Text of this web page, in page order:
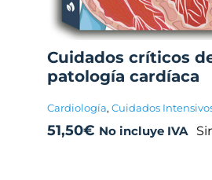
Cuidados críticos
patología cardíaca
Cardiología, Cuidados
51,50€ No incluye IVA